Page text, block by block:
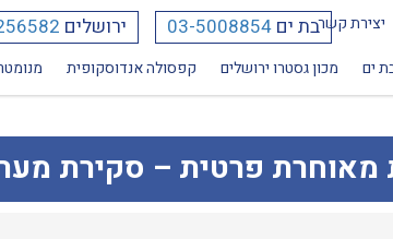
יצירת קשר ירושלים בת ים 03-5008854
ים מכון גסטרו ירושלים קפסולה אנדוסקופית
מאוחרת פרטית – סקירת